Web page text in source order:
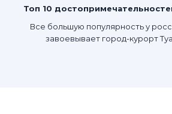
Топ 10
Все большую популярность у
завоевывает город-курорт